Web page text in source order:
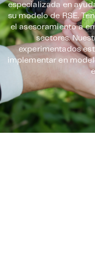
especializada en
su modelo de RSE.
el asesoramiento a
sectores.
experimentados
implementar en